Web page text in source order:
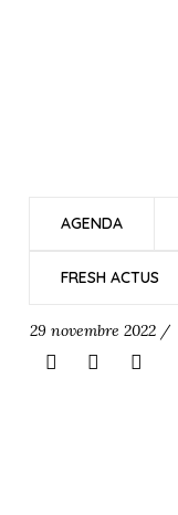
AGENDA
FRESH ACTUS
29 novembre 2022 /